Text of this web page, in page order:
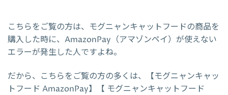
こちらをご覧の方は、モグニャンキャットフードの商品を
購入した時に、AmazonPay（アマゾンペイ）が使えない
エラーが発生した人ですよね。
だから、こちらをご覧の方の多くは、【モグニャンキャッ
トフード AmazonPay】【 モグニャンキャットフード